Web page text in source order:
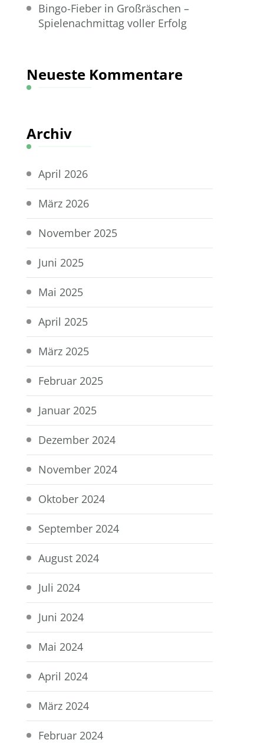
Bingo-Fieber in Großräschen –
Spielenachmittag voller Erfolg
Neueste Kommentare
Archiv
April 2026
März 2026
November 2025
Juni 2025
Mai 2025
April 2025
März 2025
Februar 2025
Januar 2025
Dezember 2024
November 2024
Oktober 2024
September 2024
August 2024
Juli 2024
Juni 2024
Mai 2024
April 2024
März 2024
Februar 2024